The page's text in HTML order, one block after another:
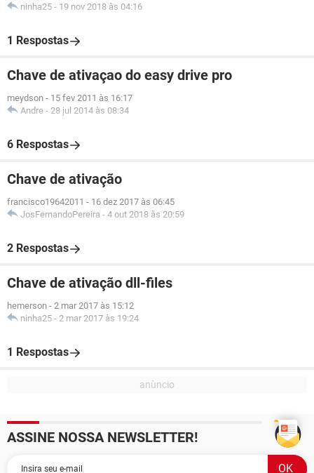
ninha25 - 19 nov 2018 às 04:16
1 Respostas
Chave de ativaçao do easy drive pro
meydson - 15 fev 2011 às 16:17
Andre - 28 jul 2014 às 08:34
6 Respostas
Chave de ativação
francisco19642011 - 16 dez 2017 às 06:45
JosFernandoPereira - 4 out 2018 às 20:59
2 Respostas
Chave de ativação dll-files
hemerson - 2 mar 2017 às 15:12
ninha25 - 2 mar 2017 às 19:24
1 Respostas
ASSINE NOSSA NEWSLETTER!